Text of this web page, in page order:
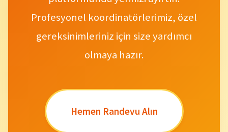
Profesyonel koordinatörlerimiz, özel
gereksinimleriniz için size yardımcı
olmaya hazır.
Hemen Randevu Alın